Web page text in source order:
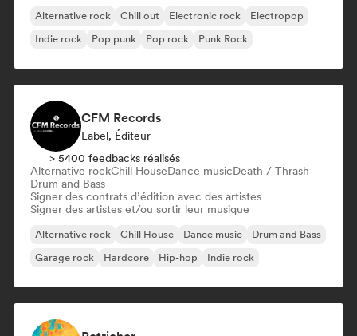
Alternative rock Chill out Electronic rock
Electropop
Indie rock
Pop punk Pop rock Punk Rock
CFM Records
Label, Éditeur
> 5400 feedbacks réalisés
Alternative rockChill HouseDance musicDeath / Thrash
Drum and Bass
Signer des contrats d’édition avec des artistes
Signer des artistes et/ou sortir leur musique
Alternative rock Chill House Dance music
Drum and Bass
Garage rock
Hardcore Hip-hop Indie rock